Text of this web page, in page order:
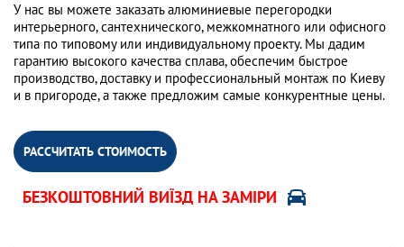
У нас вы можете заказать алюминиевые перегородки
интерьерного, сантехнического, межкомнатного или офисного
типа по типовому или индивидуальному проекту. Мы дадим
гарантию высокого качества сплава, обеспечим быстрое
производство, доставку и профессиональный монтаж по Киеву
и в пригороде, а также предложим самые конкурентные цены.
РАССЧИТАТЬ СТОИМОСТЬ
БЕЗКОШТОВНИЙ ВИЇЗД НА ЗАМІРИ